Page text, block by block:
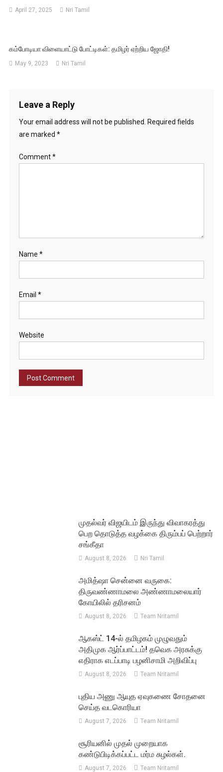
April 27, 2025 Nri Tamil
கம்போடியா விளையாட்டு போட்டிகள்: தமிழர் ஏற்றிய ஜோதி!
May 9, 2023 Nri Tamil
Leave a Reply
Your email address will not be published.
Required fields
are marked *
Comment*
Name *
Email *
Website
முதல்வர் விஜயிடம் இருந்து விவாகரத்து
பெற தொடுத்த வழக்கை திரும்பப் பெற்றார்
சங்கீதா
August 8, 2026 Nri Tamil
அமித்ஷா சென்னை வருகை:
திருவண்ணாமலை அண்ணாமலையார்
கோயிலில் தரிசனம்
August 8, 2026 Team Nritamil
ஆகஸ்ட் 14-ல் தமிழகம் முழுவதும்
அதிமுக ஆர்ப்பாட்டம்! தவெக அரசுக்கு
எதிராக எடப்பாடி பழனிசாமி அறிவிப்பு
August 8, 2026 Team Nritamil
புதிய அணு ஆயுத ஏவுகணை சோதனை
செய்த வடகொரியா
August 7, 2026 Team Nritamil
சூரியனில் முதல் முறையாக
கண்டுபிடிக்கப்பட்ட மர்ம சுழல்கள்.
August 7, 2026 Team Nritamil